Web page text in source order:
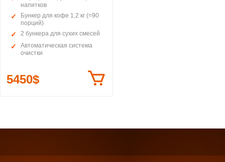
напитков
Бункер для кофе 1,2 кг (≈90
порций)
2 бункера для сухих смесей
Автоматическая система
очистки
5450$